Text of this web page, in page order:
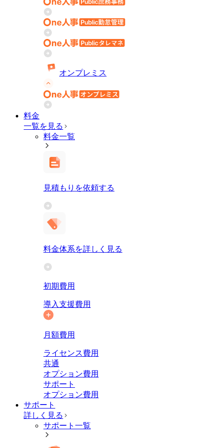
オンプレミス
料金
一覧を見る
料金一覧
見積もりを依頼する
料金体系を詳しく見る
初期費用
導入支援費用
月額費用
ライセンス費用
共通
オプション費用
サポート
オプション費用
サポート
詳しく見る
サポート一覧